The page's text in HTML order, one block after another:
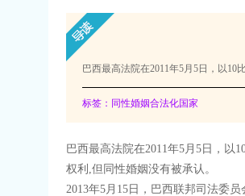
巴西最高法院在2011年5月5日，以
标签：同性婚姻合法化国家
巴西最高法院在2011年5月5日，
权利,但同性婚姻没有被承认。
2013年5月15日，巴西联邦司法委